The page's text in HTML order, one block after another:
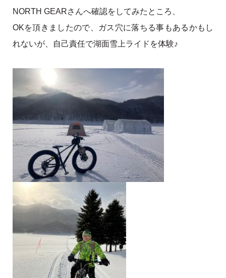
NORTH GEARさんへ確認をしてみたところ、
OKを頂きましたので、ガス穴に落ちる事もあるかもし
れないが、自己責任で湖面雪上ライドを体験♪